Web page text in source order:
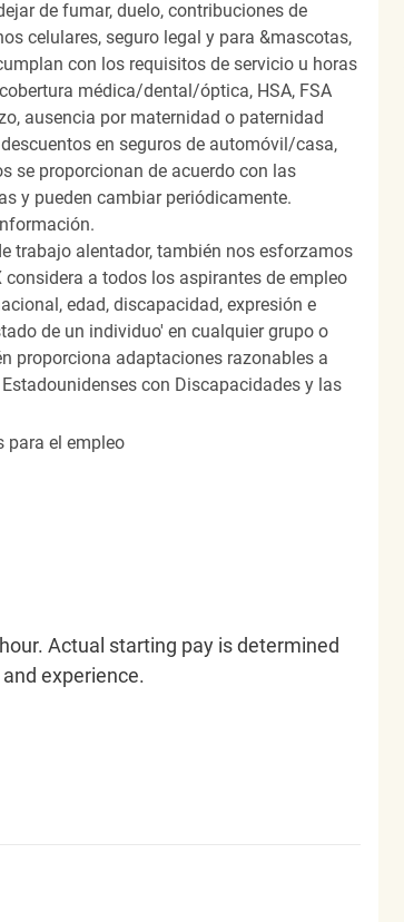
de fumar, duelo, contribuciones de
celulares, seguro legal y para &mascotas,
con los requisitos de servicio u horas
médica/dental/óptica, HSA, FSA
ausencia por maternidad o paternidad
en seguros de automóvil/casa,
se proporcionan de acuerdo con las
y pueden cambiar periódicamente.
trabajo alentador, también nos esforzamos
a todos los aspirantes de empleo
edad, discapacidad, expresión e
de un individuo' en cualquier grupo o
proporciona adaptaciones razonables a
con Discapacidades y las
para el empleo
Actual starting pay is determined
experience.